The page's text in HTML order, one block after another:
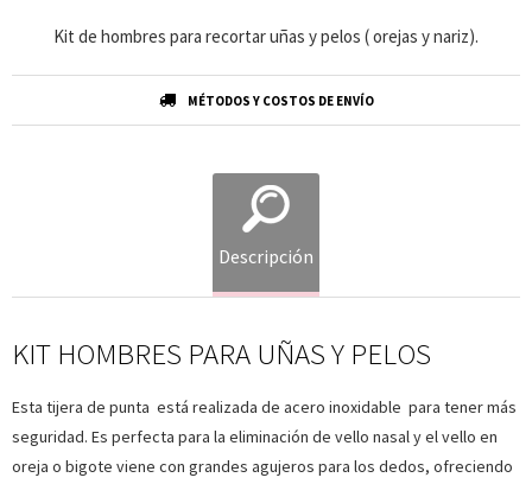
Kit de hombres para recortar uñas y pelos ( orejas y nariz).
MÉTODOS Y COSTOS DE ENVÍO
Descripción
KIT HOMBRES PARA UÑAS Y PELOS
Esta tijera de punta está realizada de acero inoxidable para tener más
seguridad. Es perfecta para la eliminación de vello nasal y el vello en
oreja o bigote viene con grandes agujeros para los dedos, ofreciendo